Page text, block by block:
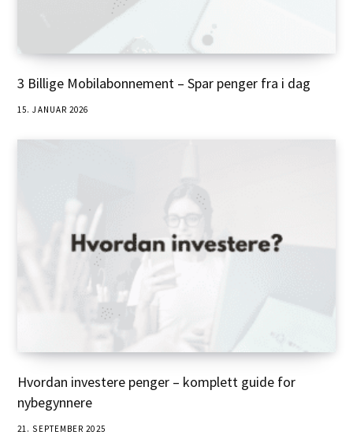
3 Billige Mobilabonnement – Spar penger fra i dag
15. JANUAR 2026
Hvordan investere penger – komplett guide for
nybegynnere
21. SEPTEMBER 2025